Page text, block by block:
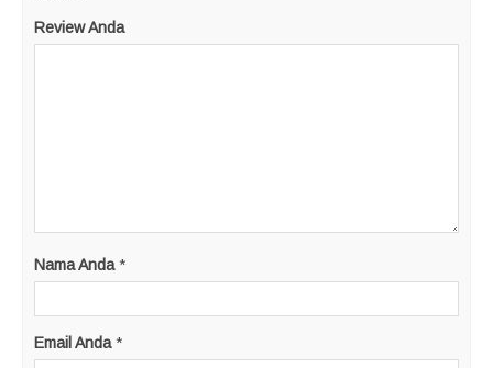
Review Anda
Nama Anda *
Email Anda *